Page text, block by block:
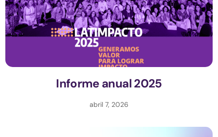
Informe anual 2025
abril 7, 2026